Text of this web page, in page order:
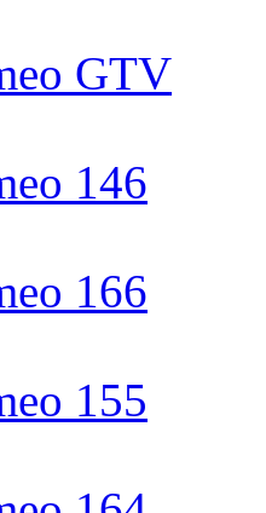
GTV
146
166
155